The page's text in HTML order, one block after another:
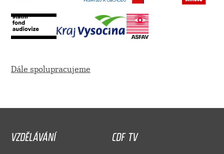
Dále spolupracujeme
VZDĚLÁVÁNÍ
CDF TV